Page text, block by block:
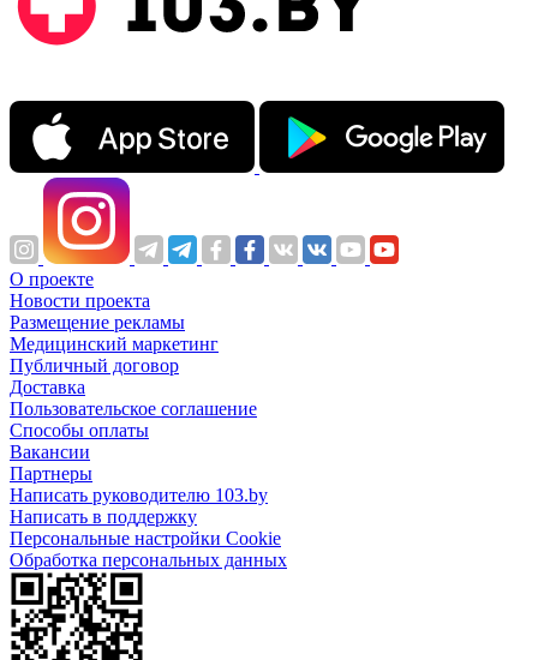
О проекте
Новости проекта
Размещение рекламы
Медицинский маркетинг
Публичный договор
Доставка
Пользовательское соглашение
Способы оплаты
Вакансии
Партнеры
Написать руководителю 103.by
Написать в поддержку
Персональные настройки Cookie
Обработка персональных данных